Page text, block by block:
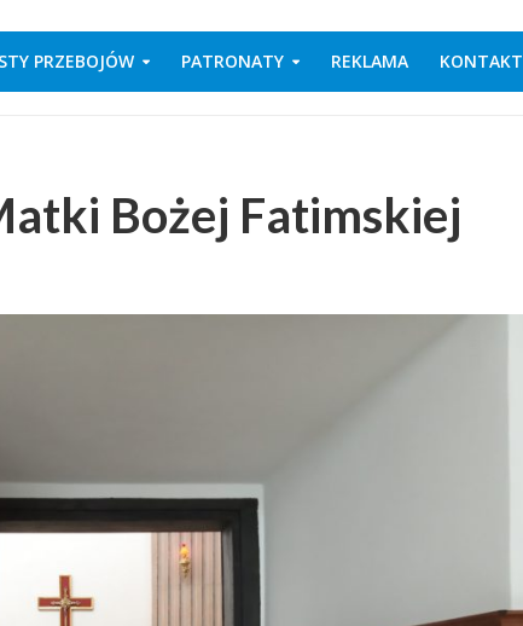
PRZEBOJÓW PATRONATY REKLAMA KONTAKT
Bożej Fatimskiej